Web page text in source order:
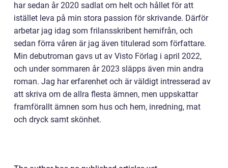
har sedan år 2020 sadlat om helt och hållet för att
istället leva på min stora passion för skrivande. Därför
arbetar jag idag som frilansskribent hemifrån, och
sedan förra våren är jag även titulerad som författare.
Min debutroman gavs ut av Visto Förlag i april 2022,
och under sommaren år 2023 släpps även min andra
roman. Jag har erfarenhet och är väldigt intresserad av
att skriva om de allra flesta ämnen, men uppskattar
framförallt ämnen som hus och hem, inredning, mat
och dryck samt skönhet.